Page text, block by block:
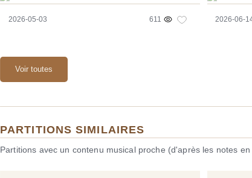
2026-05-03 611 2026-06-
Voir toutes
PARTITIONS SIMILAIRES
Partitions avec un contenu musical proche (d'après les notes en